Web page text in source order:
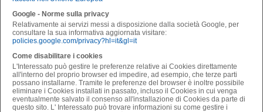
Google - Norme sulla privacy
Relativamente ai servizi messi a disposizione dalla società Google, per
consultare la sua informativa aggiornata visitare:
policies.google.com/privacy?hl=it&gl=it
Come disabilitare i cookies
L'Interessato può gestire le preferenze relative ai Cookies direttamente
all'interno del proprio browser ed impedire, ad esempio, che terze parti
possano installarne. Tramite le preferenze del browser è inoltre possibile
eliminare i Cookies installati in passato, incluso il Cookies in cui venga
eventualmente salvato il consenso all'installazione di Cookies da parte di
questo sito. L' Interessato può trovare informazioni su come gestire i